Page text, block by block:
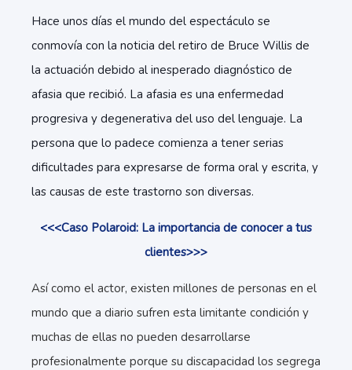
Hace unos días el mundo del espectáculo se
conmovía con la noticia del retiro de Bruce Willis de
la actuación debido al inesperado diagnóstico de
afasia que recibió. La afasia es una enfermedad
progresiva y degenerativa del uso del lenguaje. La
persona que lo padece comienza a tener serias
dificultades para expresarse de forma oral y escrita, y
las causas de este trastorno son diversas.
<<<Caso Polaroid: La importancia de conocer a tus
clientes>>>
Así como el actor, existen millones de personas en el
mundo que a diario sufren esta limitante condición y
muchas de ellas no pueden desarrollarse
profesionalmente porque su discapacidad los segrega